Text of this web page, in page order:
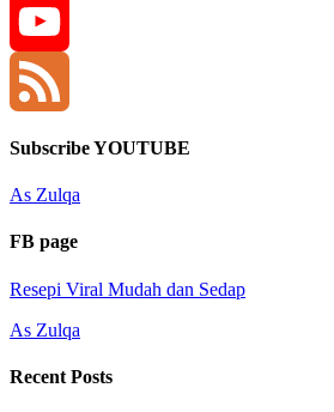
Instagram
YouTube
Channel
Feed
Subscribe YOUTUBE
As Zulqa
FB page
Resepi Viral Mudah dan Sedap
As Zulqa
Recent Posts